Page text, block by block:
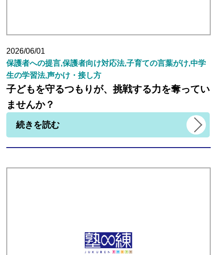
合格実績
よくあるご質問
塾長ブログ
2026/06/01
保護者への提言,保護者向け対応法,子育ての言葉がけ,中学
生の学習法,声かけ・接し方
子どもを守るつもりが、挑戦する力を奪ってい
ませんか？
続きを読む